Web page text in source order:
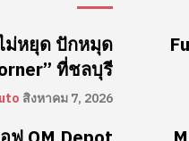
ม่หยุด ปักหมุด
ที่ชลบุรี
สิงหาคม 7, 2026